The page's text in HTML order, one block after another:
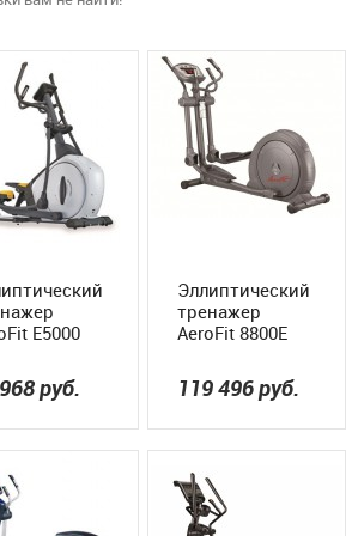
E5000
руб.
Эллиптический
тренажер
AeroFit 8800E
119 496руб.